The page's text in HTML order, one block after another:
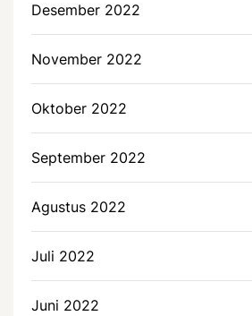
Desember 2022
November 2022
Oktober 2022
September 2022
Agustus 2022
Juli 2022
Juni 2022